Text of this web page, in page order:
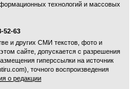
технологий и массовых
52-63
и других СМИ текстов, фото и
сайте, допускается с разрешения
гиперссылки на источник
точного воспроизведения
о редакции